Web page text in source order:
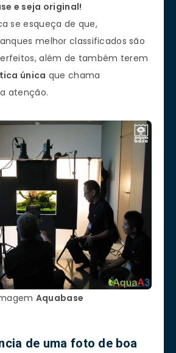
e seja original!
se esqueça de que,
melhor classificados são
além de também terem
única que chama
atenção.
Aquabase
de uma foto de boa